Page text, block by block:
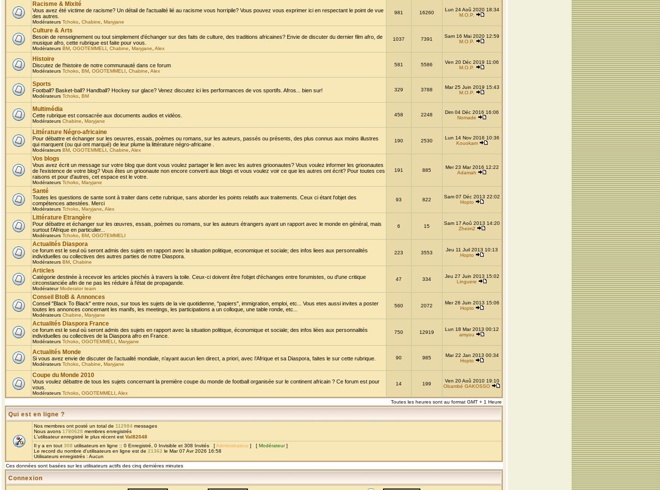
Racisme & Mixité
Vous avez été victime de racisme? Un détail de l'actualité lié au racisme vous horripile? Vous pouvez vous exprimer ici en respectant le point de vue
des autres.
Modérateurs Tchoko Chabine Maryjane
981 16260
Lun 24 Aoû 2020 18:34
M.O.P.
Culture & Arts
Besoin de renseignement ou tout simplement d'échanger sur des faits de culture, des traditions africaines? Envie de discuter du dernier film afro, de
musique afro, cette rubrique est faite pour vous.
Modérateurs BM OGOTEMMELI Chabine Maryjane Alex
1037 7391
Sam 16 Mai 2020 12:59
M.O.P.
Histoire
Discutez de l'histoire de notre communauté dans ce forum
Modérateurs Tchoko BM OGOTEMMELI Chabine Alex
581 5586
Ven 20 Déc 2019 11:06
M.O.P.
Sports
Football? Basket-ball? Handball? Hockey sur glace? Venez discutez ici les performances de vos sportifs. Afros... bien sur!
Modérateurs Tchoko BM
329 3788
Mar 25 Juin 2019 15:43
M.O.P.
Multimédia
Cette rubrique est consacrée aux documents audios et vidéos.
Modérateurs Chabine Maryjane
458 2248
Dim 04 Déc 2016 16:06
Nomade
Littérature Négro-africaine
Pour débattre et échanger sur les oeuvres, essais, poèmes ou romans, sur les auteurs, passés ou présents, des plus connus aux moins illustres
qui marquent (ou qui ont marqué) de leur plume la littérature négro-africaine .
Modérateurs BM OGOTEMMELI Chabine Alex
190 2530
Lun 14 Nov 2016 10:36
Kouokam
Vos blogs
Vous avez écrit un message sur votre blog que dont vous voulez partager le lien avec les autres grioonautes? Vous voulez informer les grioonautes
de l'existence de votre blog? Vous êtes un grioonaute non encore converti aux blogs et vous voulez voir ce que les autres ont écrit? Pour toutes ces
raisons et pour d'autres, cet espace est le votre.
Modérateurs Tchoko Maryjane
191 885
Mer 23 Mar 2016 12:22
Adamah
Santé
Toutes les questions de sante sont à traiter dans cette rubrique, sans aborder les points relatifs aux traitements. Ceux ci étant l'objet des
compétences attestées. Merci
Modérateurs Tchoko Maryjane Alex
93 822
Sam 07 Déc 2013 22:02
Hopto
Littérature Etrangère
Pour débattre et échanger sur les œuvres, essais, poèmes ou romans, sur les auteurs étrangers ayant un rapport avec le monde en général, mais
surtout l'Afrique en particulier...
Modérateurs Tchoko BM OGOTEMMELI
6 15
Sam 17 Aoû 2013 14:20
Zheim2
Actualités Diaspora
ce forum est le seul où seront admis des sujets en rapport avec la situation politique, economique et sociale; des infos liees aux personnalités
individuelles ou collectives des autres parties de notre Diaspora.
Modérateurs BM Chabine
223 3553
Jeu 11 Juil 2013 10:13
Hopto
Articles
Catégorie destinée à recevoir les articles piochés à travers la toile. Ceux-ci doivent être l'objet d'échanges entre forumistes, ou d'une critique
circonstanciée afin de ne pas les réduire à l'état de propagande.
ModérateurModerator team
47 334
Jeu 27 Juin 2013 15:02
Linguere
Conseil BtoB & Annonces
Conseil "Black To Black" entre nous, sur tous les sujets de la vie quotidienne, "papiers", immigration, emploi, etc... Vous etes aussi invites a poster
toutes les annonces concernant les manifs, les meetings, les participations a un colloque, une table ronde, etc...
Modérateurs Chabine Maryjane
560 2072
Mer 26 Juin 2013 15:06
Hopto
Actualités Diaspora France
ce forum est le seul où seront admis des sujets en rapport avec la situation politique, économique et sociale; des infos liées aux personnalités
individuelles ou collectives de la Diaspora afro en France.
Modérateurs Tchoko OGOTEMMELI Maryjane
750 12919
Lun 18 Mar 2013 00:12
amyou
Actualités Monde
Si vous avez envie de discuter de l’actualité mondiale, n’ayant aucun lien direct, a priori, avec l’Afrique et sa Diaspora, faites le sur cette rubrique.
Modérateurs Tchoko Chabine Maryjane
90 985
Mar 22 Jan 2013 00:34
Hopto
Coupe du Monde 2010
Vous voulez débattre de tous les sujets concernant la première coupe du monde de football organisée sur le continent africain ? Ce forum est pour
vous.
Modérateurs Tchoko OGOTEMMELI Alex
14 199
Ven 20 Aoû 2010 19:10
Obambé GAKOSSO
Toutes les heures sont au format GMT + 1 Heure
Qui est en ligne ?
Nos membres ont posté un total de 112984 messages
Nous avons 1780628 membres enregistrés
L'utilisateur enregistré le plus récent est Val82048
Il y a en tout 308 utilisateurs en ligne :: 0 Enregistré, 0 Invisible et 308 Invités [Administrateur ] [ Modérateur]
Le record du nombre d'utilisateurs en ligne est de 21362 le Mar 07 Avr 2026 16:58
Utilisateurs enregistrés : Aucun
Ces données sont basées sur les utilisateurs actifs des cinq dernières minutes
Connexion